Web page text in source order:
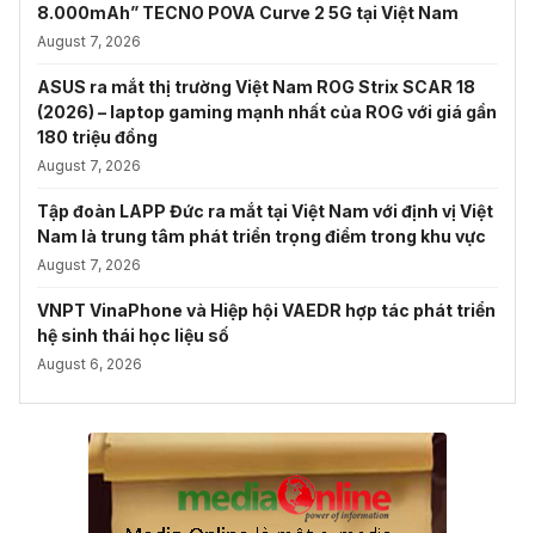
8.000mAh” TECNO POVA Curve 2 5G tại Việt Nam
August 7, 2026
ASUS ra mắt thị trường Việt Nam ROG Strix SCAR 18
(2026) – laptop gaming mạnh nhất của ROG với giá gần
180 triệu đồng
August 7, 2026
Tập đoàn LAPP Đức ra mắt tại Việt Nam với định vị Việt
Nam là trung tâm phát triển trọng điểm trong khu vực
August 7, 2026
VNPT VinaPhone và Hiệp hội VAEDR hợp tác phát triển
hệ sinh thái học liệu số
August 6, 2026